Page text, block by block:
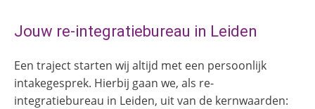
Jouw re-integratiebureau in Leiden
Een traject starten wij altijd met een persoonlijk
intakegesprek. Hierbij gaan we, als re-
integratiebureau in Leiden, uit van de kernwaarden: